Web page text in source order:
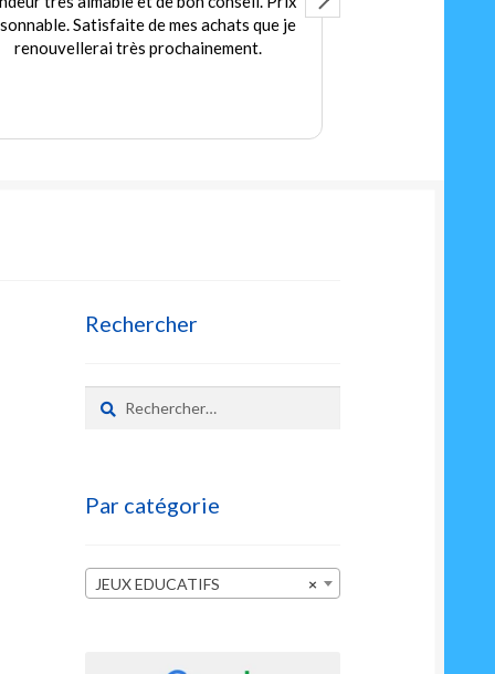
Satisfaite de mes achats que je
renouvellerai très prochainement.
Rechercher
Rechercher :
Par catégorie
×
JEUX EDUCATIFS